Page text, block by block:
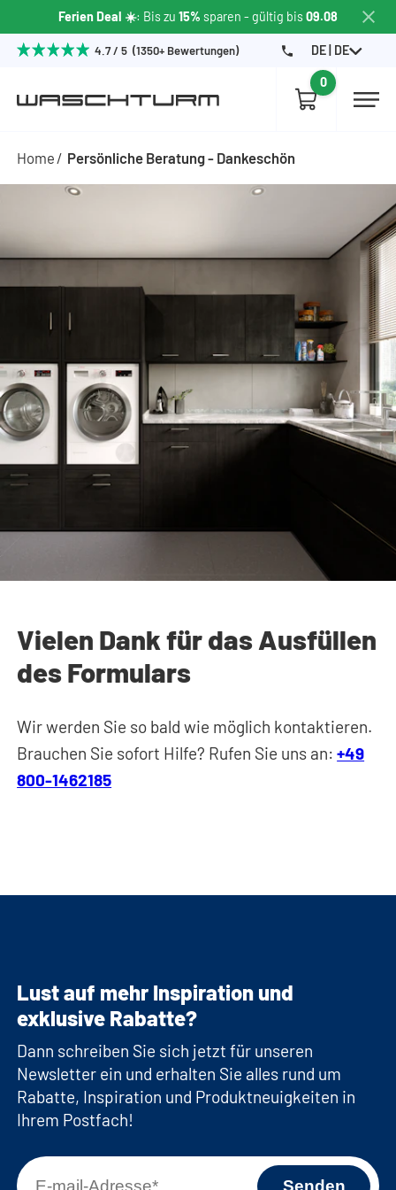
Ferien Deal ☀️: Bis zu 15% sparen - gültig bis09.08
4.7 / 5 (1350+ Bewertungen) DE | DE
0
Home Persönliche Beratung - Dankeschön
Vielen Dank für das Ausfüllen
des Formulars
Wir werden Sie so bald wie möglich kontaktieren.
Brauchen Sie sofort Hilfe? Rufen Sie uns an:+49
800-1462185
Lust auf mehr Inspiration und
exklusive Rabatte?
Dann schreiben Sie sich jetzt für unseren
Newsletter ein und erhalten Sie alles rund um
Rabatte, Inspiration und Produktneuigkeiten in
Ihrem Postfach!